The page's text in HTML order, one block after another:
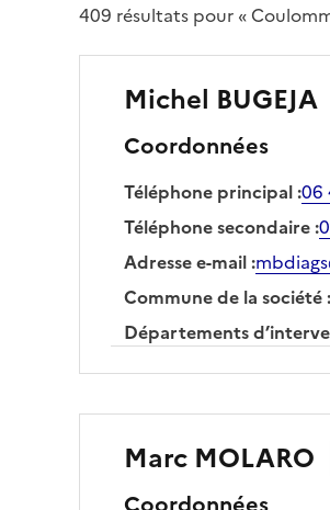
409 résultats pour «
Michel BUGEJA
Coordonnées
Téléphone principal:06
Téléphone secondaire:
Adresse e-mail:
Commune de la société:
Départements
Marc MOLARO